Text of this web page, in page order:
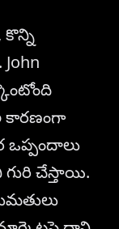
కారణంగా
గురి చేస్తాయి.